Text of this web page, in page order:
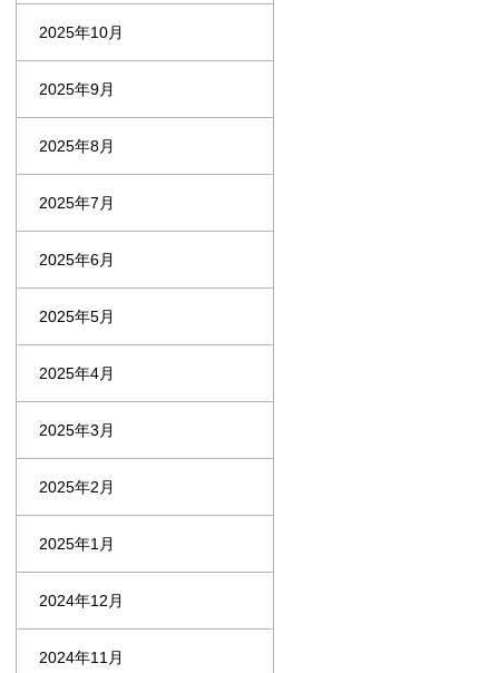
2025年10月
2025年9月
2025年8月
2025年7月
2025年6月
2025年5月
2025年4月
2025年3月
2025年2月
2025年1月
2024年12月
2024年11月